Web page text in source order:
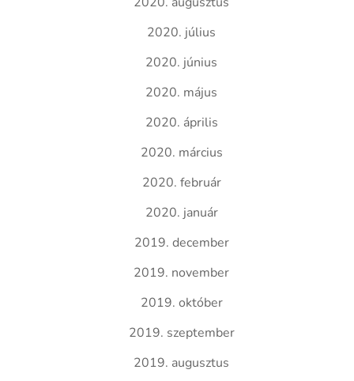
2020. július
2020. június
2020. május
2020. április
2020. március
2020. február
2020. január
2019. december
2019. november
2019. október
2019. szeptember
2019. augusztus